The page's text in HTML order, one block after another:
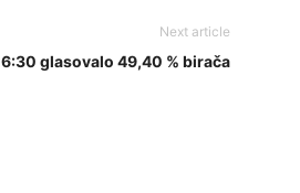
Next article
glasovalo 49,40 % birača